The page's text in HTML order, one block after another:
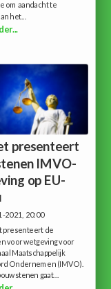
om aandacht te
het...
presenteert
IMVO-
op EU-
2021, 20:00
presenteert de
voor wetgeving voor
Maatschappelijk
Ondernemen (IMVO).
gaat...